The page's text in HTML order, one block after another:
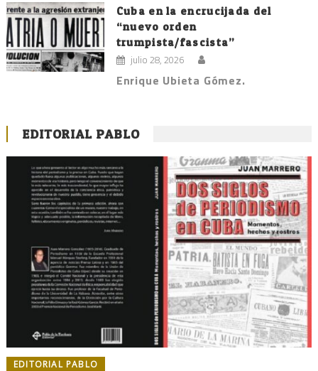
Cuba en la encrucijada del
“nuevo orden
trumpista/fascista”
julio 28, 2026
Enrique Ubieta Gómez.
EDITORIAL PABLO
EDITORIAL PABLO